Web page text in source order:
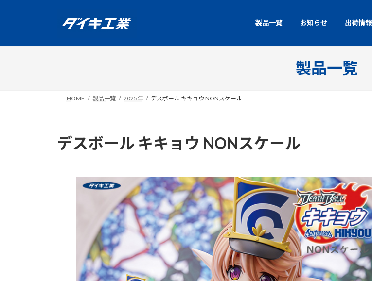
製品一覧 お知らせ 出荷情報
製品一覧
HOME 製品一覧 2025年 デスボール キキョウ NONスケール
デスボール キキョウ NONスケール